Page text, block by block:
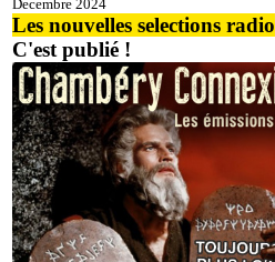
Decembre 2024
Les nouvelles selections radio
C'est publié !